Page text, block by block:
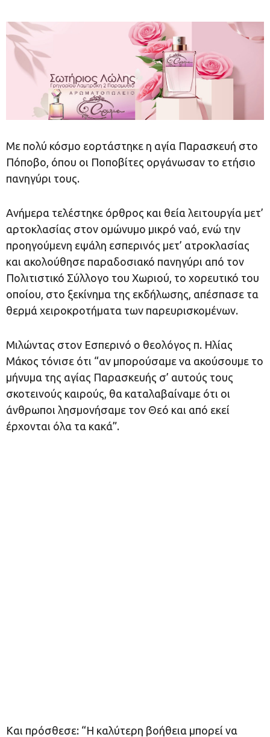
Με πολύ κόσμο εορτάστηκε η αγία Παρασκευή στο
Πόποβο, όπου οι Ποποβίτες οργάνωσαν το ετήσιο
πανηγύρι τους.
Ανήμερα τελέστηκε όρθρος και θεία λειτουργία μετ’
αρτοκλασίας στον ομώνυμο μικρό ναό, ενώ την
προηγούμενη εψάλη εσπερινός μετ’ ατροκλασίας
και ακολούθησε παραδοσιακό πανηγύρι από τον
Πολιτιστικό Σύλλογο του Χωριού, το χορευτικό του
οποίου, στο ξεκίνημα της εκδήλωσης, απέσπασε τα
θερμά χειροκροτήματα των παρευρισκομένων.
Μιλώντας στον Εσπερινό ο θεολόγος π. Ηλίας
Μάκος τόνισε ότι “αν μπορούσαμε να ακούσουμε το
μήνυμα της αγίας Παρασκευής σ’ αυτούς τους
σκοτεινούς καιρούς, θα καταλαβαίναμε ότι οι
άνθρωποι λησμονήσαμε τον Θεό και από εκεί
έρχονται όλα τα κακά”.
Και πρόσθεσε: “Η καλύτερη βοήθεια μπορεί να